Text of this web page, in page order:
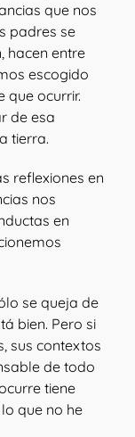
que nos
padres se
hacen entre
escogido
que ocurrir.
de esa
tierra.
reflexiones en
nos
en
se queja de
bien. Pero si
sus contextos
de todo
tiene
que no he